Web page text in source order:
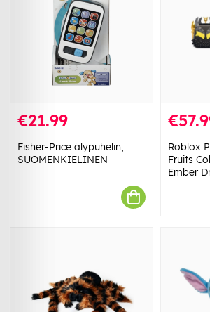
€21.99
Fisher-Price älypuhelin,
SUOMENKIELINEN
Roblox
Fruits
Ember